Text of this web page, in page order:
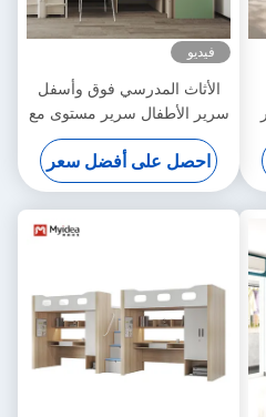
فيديو
الأثاث المدرسي فوق وأسفل
سرير الأطفال سرير مستوى مع
دعم مكتب تخصيص
احصل على أفضل سعر